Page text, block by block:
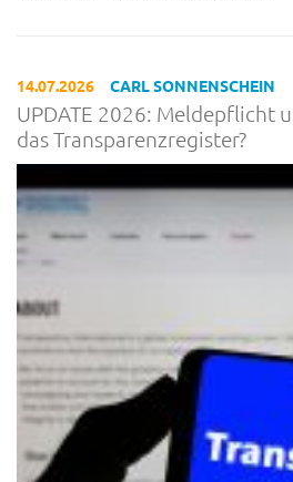
14.07.2026 CARL SONNENSCHEIN
UPDATE 2026: Meldepflicht
das Transparenzregister?